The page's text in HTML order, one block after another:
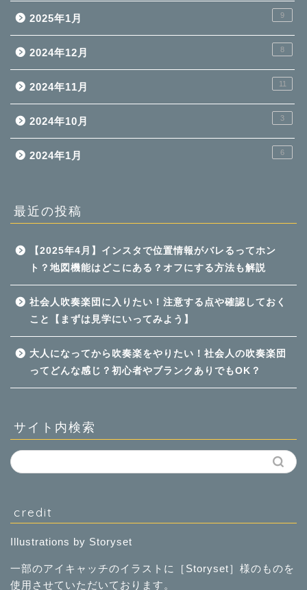
2025年1月 9
2024年12月 8
2024年11月 11
2024年10月 3
2024年1月 6
最近の投稿
【2025年4月】インスタで位置情報がバレるってホン
ト？地図機能はどこにある？オフにする方法も解説
社会人吹奏楽団に入りたい！注意する点や確認しておく
こと【まずは見学にいってみよう】
大人になってから吹奏楽をやりたい！社会人の吹奏楽団
ってどんな感じ？初心者やブランクありでもOK？
サイト内検索
credit
Illustrations by Storyset
一部のアイキャッチのイラストに［ Storyset］様のものを
使用させていただいております。